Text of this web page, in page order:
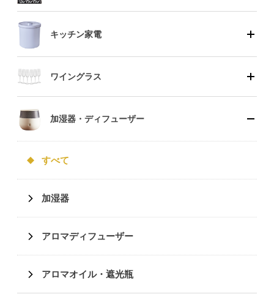
キッチン家電
ワイングラス
加湿器・ディフューザー
すべて
加湿器
アロマディフューザー
アロマオイル・遮光瓶